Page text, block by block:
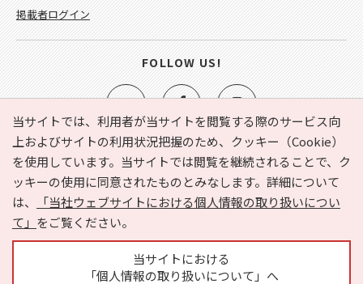
当サイトでは、利用者が当サイトを閲覧する際のサービス向
上およびサイトの利用状況把握のため、クッキー（Cookie）
を使用しています。当サイトでは閲覧を継続されることで、ク
ッキーの使用に同意されたものとみなします。詳細について
は、
「当社ウェブサイトにおける個人情報の取り扱いについ
て」 をご覧ください。
当サイトにおける
「個人情報の取り扱いについて」へ
e-NAVITA（イーナビタ）とは？ お気に入り
ヘルプ
利用規約
個人情報の取り扱いについて
運営会社
サイトマップ
広告掲載に関するお問い合わせ
掲載者ログイン
FOLLOW US!